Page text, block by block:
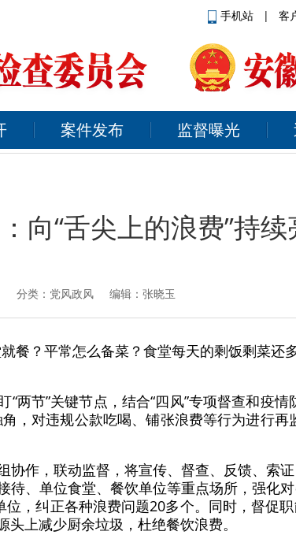
手机站 | 客
案件发布 监督曝光
向“舌尖上的浪费”持续
分类：党风政风 编辑：张晓玉
餐？平常怎么备菜？食堂每天的剩饭剩菜还
两节”关键节点，结合“四风”专项督查和疫
，对违规公款吃喝、铺张浪费等行为进行再
协作，联动监督，将宣传、督查、反馈、索
待、单位食堂、餐饮单位等重点场所，强化
，纠正各种浪费问题20多个。同时，督促
上减少厨余垃圾，杜绝餐饮浪费。